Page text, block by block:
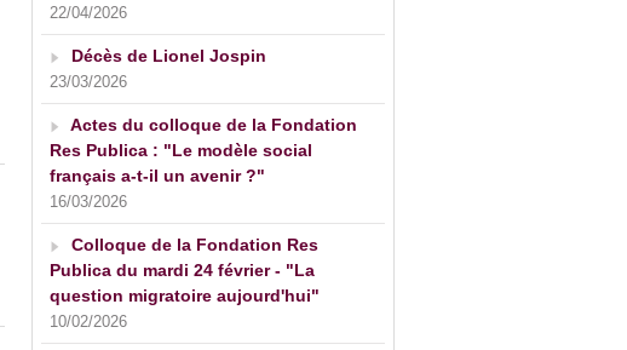
22/04/2026
Décès de Lionel Jospin
23/03/2026
Actes du colloque de la Fondation
Res Publica : "Le modèle social
français a-t-il un avenir ?"
16/03/2026
Colloque de la Fondation Res
Publica du mardi 24 février - "La
question migratoire aujourd'hui"
10/02/2026